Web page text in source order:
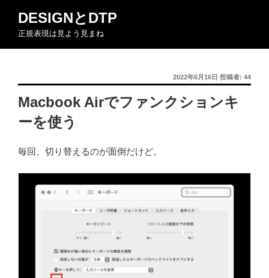
ン
DESIGNとDTP
正規表現は見よう見まね
投
稿
日:
2022年6月16日 投稿者: 44
Macbook Airでファンクションキ
ーを使う
毎回、切り替えるのが面倒だけど。